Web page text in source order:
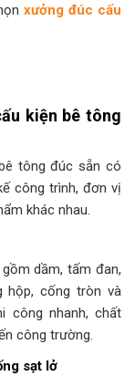
xưởng đúc cấu
kiện bê tông
tông đúc sẵn có
công trình, đơn vị
khác nhau.
dầm, tấm đan,
hộp, cống tròn và
công nhanh, chất
công trường.
sạt lở